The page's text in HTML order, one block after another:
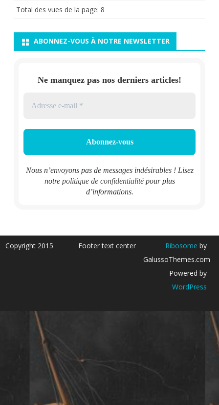
Total des vues de la page: 8
ABONNEZ-VOUS À NOTRE NEWSLETTER
Ne manquez pas nos derniers articles!
Nous n’envoyons pas de messages indésirables ! Lisez
notre politique de confidentialitépour plus
d’informations.
Copyright 2015 Footer text center Ribosome by
GalussoThemes.com
Powered by
WordPress